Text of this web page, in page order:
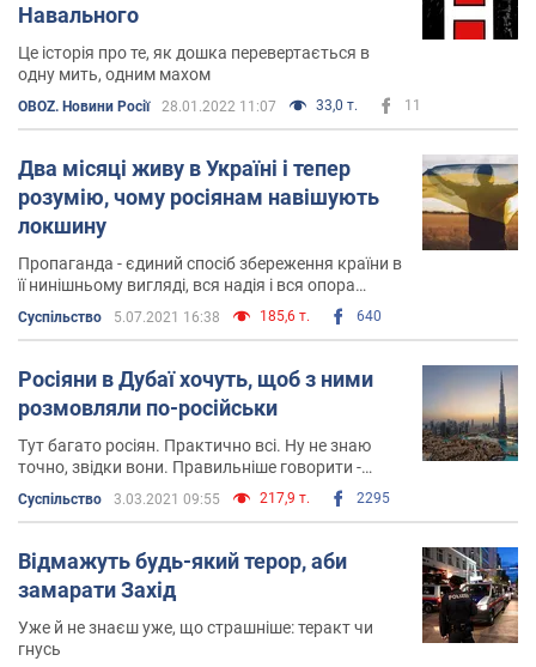
Навального
Це історія про те, як дошка перевертається в
одну мить, одним махом
OBOZ. Новини Росії 28.01.2022 11:07 33,0 т. 11
Два місяці живу в Україні і тепер
розумію, чому росіянам навішують
локшину
Пропаганда - єдиний спосіб збереження країни в
її нинішньому вигляді, вся надія і вся опора
лідера нації
Суспільство 5.07.2021 16:38 185,6 т. 640
Росіяни в Дубаї хочуть, щоб з ними
розмовляли по-російськи
Тут багато росіян. Практично всі. Ну не знаю
точно, звідки вони. Правильніше говорити -
російськомовні
Суспільство 3.03.2021 09:55 217,9 т. 2295
Відмажуть будь-який терор, аби
замарати Захід
Уже й не знаєш уже, що страшніше: теракт чи
гнусь